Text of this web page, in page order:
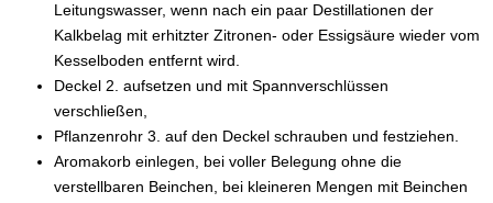
Leitungswasser, wenn nach ein paar Destillationen der
Kalkbelag mit erhitzter Zitronen- oder Essigsäure wieder vom
Kesselboden entfernt wird.
Deckel 2. aufsetzen und mit Spannverschlüssen
verschließen,
Pflanzenrohr 3. auf den Deckel schrauben und festziehen.
Aromakorb einlegen, bei voller Belegung ohne die
verstellbaren Beinchen, bei kleineren Mengen mit Beinchen